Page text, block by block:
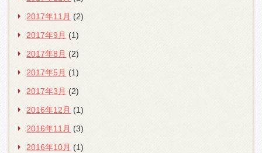
2017年11月 (2)
2017年9月 (1)
2017年8月 (2)
2017年5月 (1)
2017年3月 (2)
2016年12月 (1)
2016年11月 (3)
2016年10月 (1)